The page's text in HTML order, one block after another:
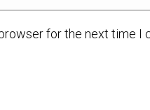
for the next time I